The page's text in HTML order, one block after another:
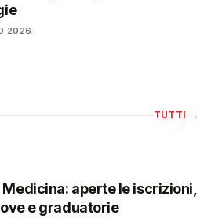
2026
TUTTI →
aperte le iscrizioni,
e graduatorie